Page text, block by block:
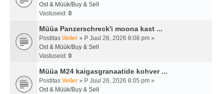
Ost & Müük/Buy & Sell
Vastuseid: 0
Müüa Panzerschreck'i moona kast ...
Postitas Veiler » P Juul 26, 2026 8:08 pm »
Ost & Müük/Buy & Sell
Vastuseid: 0
Müüa M24 kaigasgranaatide kohver ...
Postitas Veiler » P Juul 26, 2026 8:05 pm »
Ost & Müük/Buy & Sell